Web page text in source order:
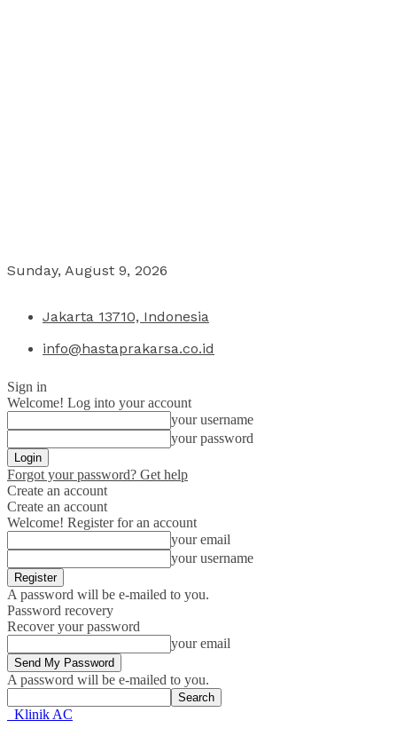
Sunday, August 9, 2026
Jakarta 13710, Indonesia
info@hastaprakarsa.co.id
Sign in
Welcome! Log into your account
your username
your password
Forgot your password? Get help
Create an account
Create an account
Welcome! Register for an account
your email
your username
A password will be e-mailed to you.
Password recovery
Recover your password
your email
A password will be e-mailed to you.
Klinik AC